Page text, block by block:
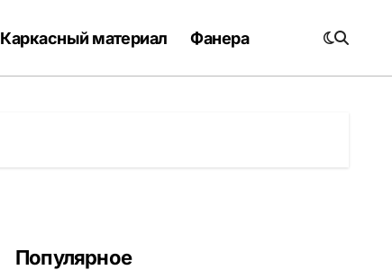
Каркасный материал Фанера
Популярное